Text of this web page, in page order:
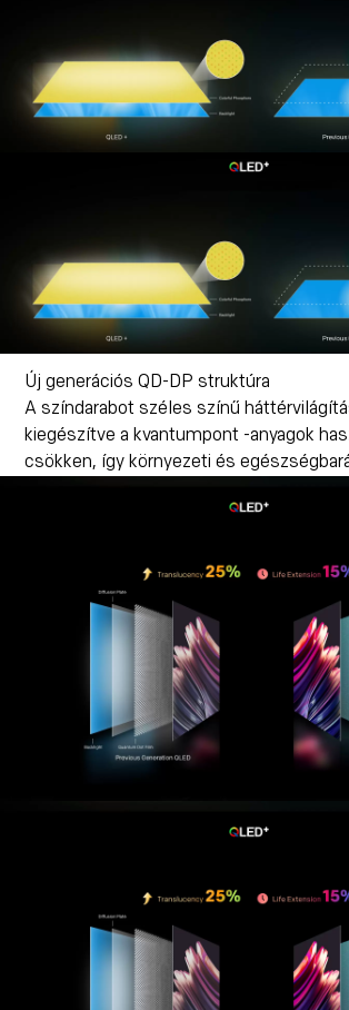
Új generációs QD-DP struktúra
A színdarabot széles színű
kiegészítve a kvantumpont -anyagok
csökken, így környezeti és